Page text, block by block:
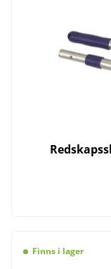
Finns i lager